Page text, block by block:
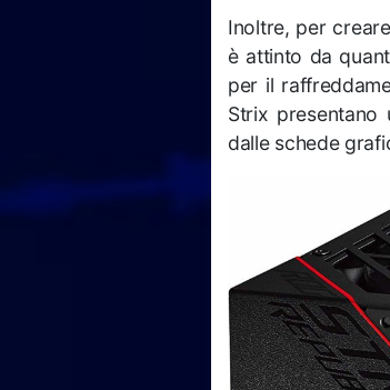
Inoltre, per
è attinto da
per il
Strix presentano
dalle schede